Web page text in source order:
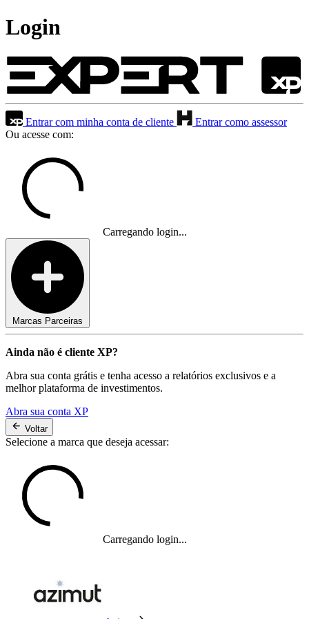
Login
Entrar com minha conta de cliente
Entrar como assessor
Ou acesse com:
Carregando login...
Marcas Parceiras
Ainda não é cliente XP?
Abra sua conta grátis e tenha acesso a relatórios exclusivos e a
melhor plataforma de investimentos.
Abra sua conta XP
Voltar
Selecione a marca que deseja acessar:
Carregando login...